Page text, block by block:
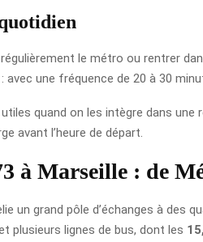
le métro ou rentrer
une fréquence de 20 à 30
quand on les intègre dans
avant l’heure de départ.
à Marseille : de
un grand pôle d’échanges à des
plusieurs lignes de bus, dont les